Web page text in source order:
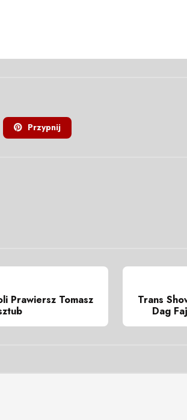
Przypnij
Prawiersz Tomasz
Trans
Dag